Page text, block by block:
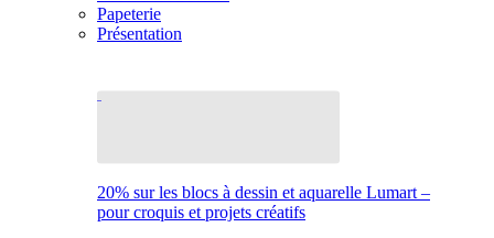
Papeterie
Présentation
20% sur les blocs à dessin et aquarelle Lumart –
pour croquis et projets créatifs